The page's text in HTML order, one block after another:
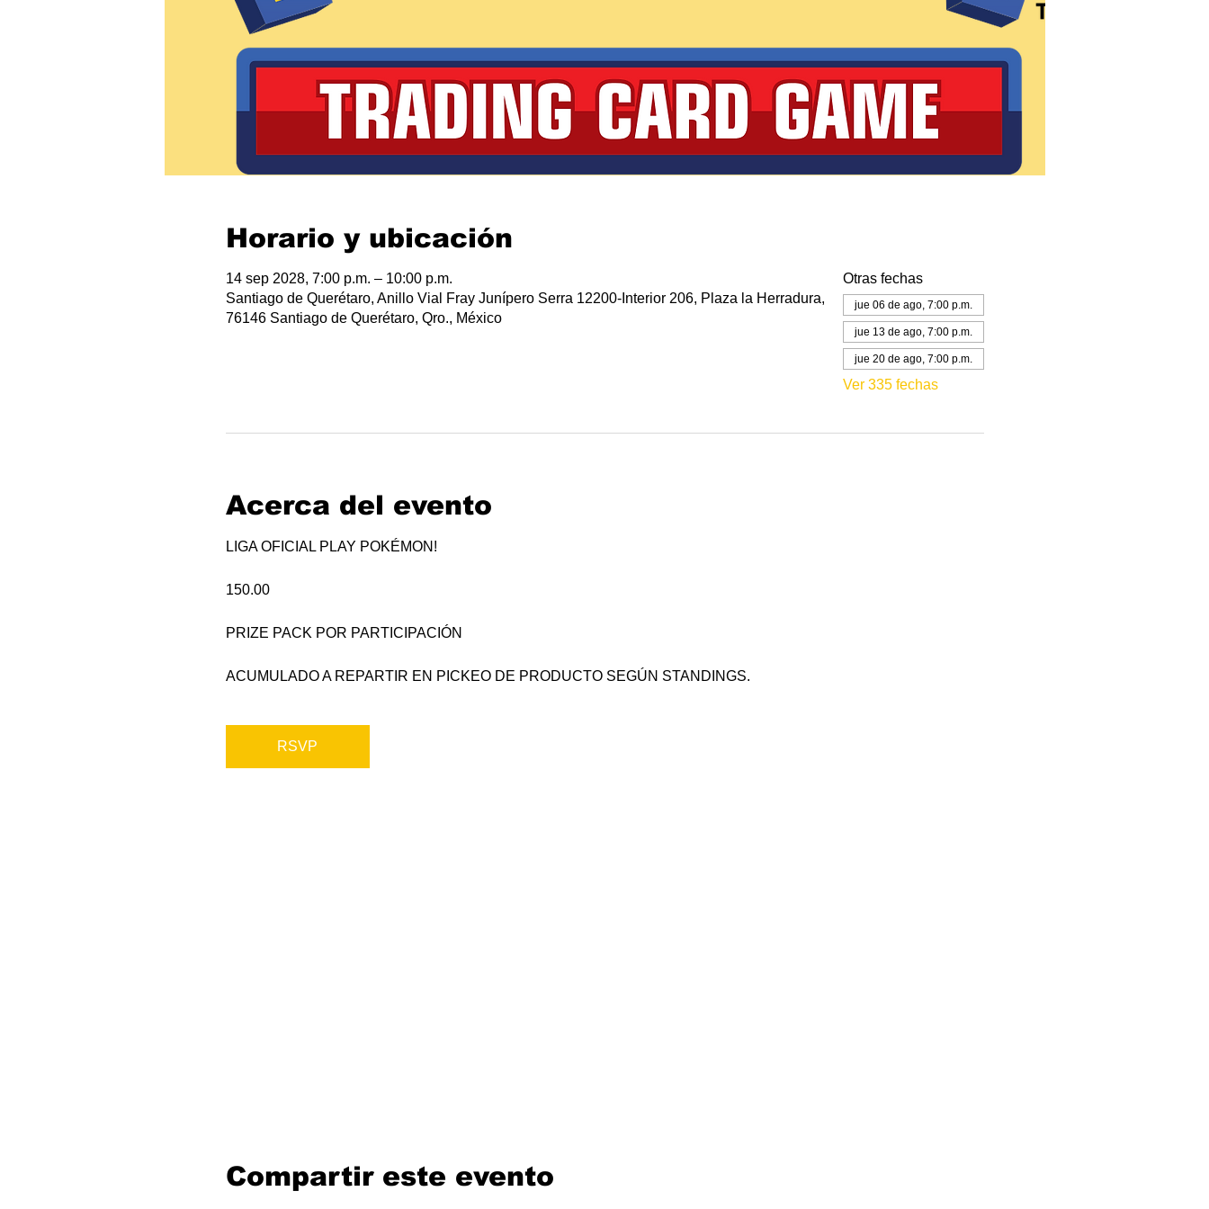
Horario y ubicación
14 sep 2028, 7:00 p.m. – 10:00 p.m.
Santiago de Querétaro, Anillo Vial Fray Junípero Serra 12200-Interior 206, Plaza la Herradura,
76146 Santiago de Querétaro, Qro., México
Otras fechas
jue 06 de ago, 7:00 p.m.
jue 13 de ago, 7:00 p.m.
jue 20 de ago, 7:00 p.m.
Ver 335 fechas
Acerca del evento
LIGA OFICIAL PLAY POKÉMON!
150.00
PRIZE PACK POR PARTICIPACIÓN
ACUMULADO A REPARTIR EN PICKEO DE PRODUCTO SEGÚN STANDINGS.
RSVP
Compartir este evento